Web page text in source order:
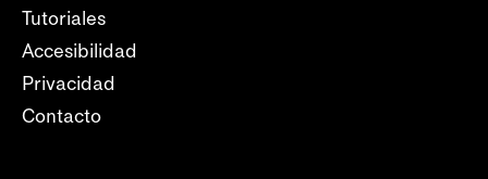
Tutoriales
Accesibilidad
Privacidad
Contacto